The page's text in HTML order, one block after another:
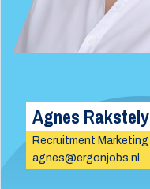
Agnes
Recruitment
agnes@ergonjobs.nl